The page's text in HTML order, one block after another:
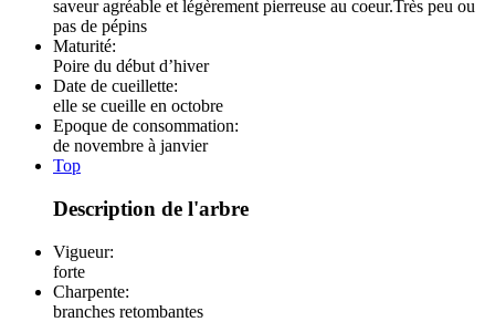
saveur agréable et légèrement pierreuse au coeur.Très peu ou
pas de pépins
Maturité:
Poire du début d’hiver
Date de cueillette:
elle se cueille en octobre
Epoque de consommation:
de novembre à janvier
Top
Description de l'arbre
Vigueur:
forte
Charpente:
branches retombantes